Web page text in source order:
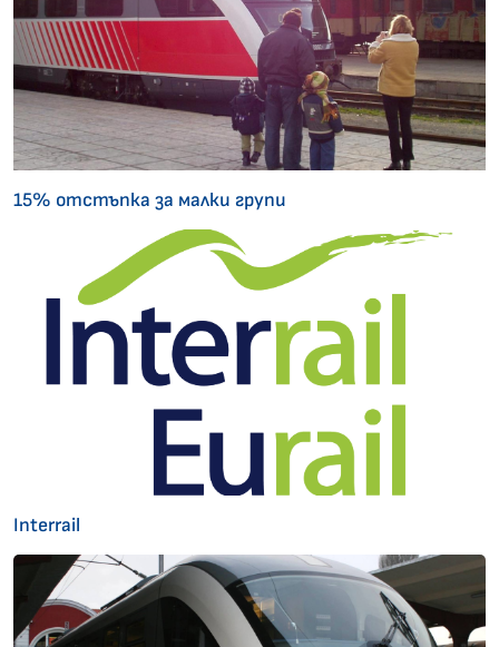
15% отстъпка за малки групи
Interrail